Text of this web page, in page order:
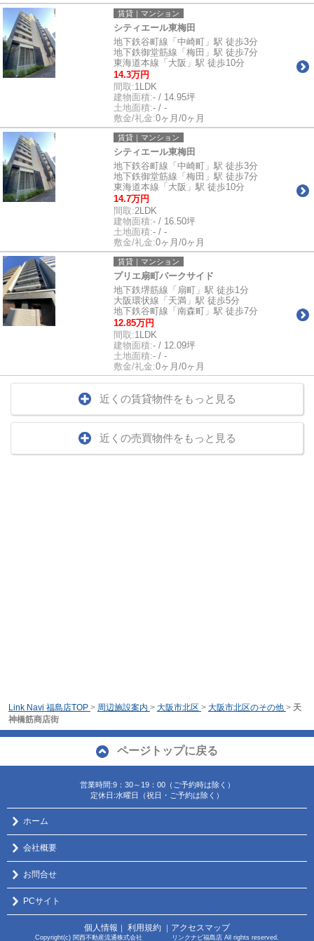
賃貸｜マンション
シティエール東梅田
地下鉄谷町線「中崎町」駅 徒歩3分
地下鉄御堂筋線「梅田」駅 徒歩7分
東海道本線「大阪」駅 徒歩10分
14.3万円
間取:1LDK
建物面積:- / 14.95坪
土地面積:- / -
敷金/礼金:0ヶ月/0ヶ月
賃貸｜マンション
シティエール東梅田
地下鉄谷町線「中崎町」駅 徒歩3分
地下鉄御堂筋線「梅田」駅 徒歩7分
東海道本線「大阪」駅 徒歩10分
14.7万円
間取:2LDK
建物面積:- / 16.50坪
土地面積:- / -
敷金/礼金:0ヶ月/0ヶ月
賃貸｜マンション
プリエ扇町パークサイド
地下鉄堺筋線「扇町」駅 徒歩1分
大阪環状線「天満」駅 徒歩5分
地下鉄谷町線「南森町」駅 徒歩7分
12.85万円
間取:1LDK
建物面積:- / 12.09坪
土地面積:- / -
敷金/礼金:0ヶ月/0ヶ月
近くの賃貸物件をもっと見る
近くの売買物件をもっと見る
Link Navi 福島店TOP > 周辺施設案内 > 大阪市北区 > 大阪市北区のその他 > 天
神橋筋商店街
ページトップに戻る
営業時間:9：30～19：00（ご予約時は除く）
定休日:水曜日（祝日・ご予約は除く）
ホーム
会社概要
お問合せ
PCサイト
個人情報 ｜ 利用規約 ｜ アクセスマップ
Copyright(c) 関西不動産流通株式会社 リンクナビ福島店 All rights reserved.